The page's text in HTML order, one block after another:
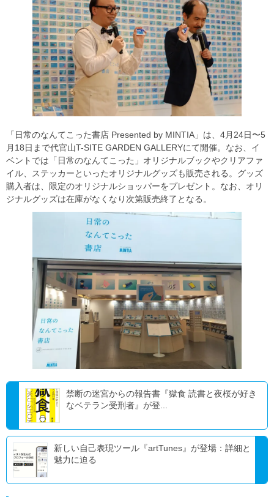
「日常のなんてこった書店 Presented by MINTIA」は、4月24日〜5
月18日まで代官山T-SITE GARDEN GALLERYにて開催。なお、イ
ベントでは「日常のなんてこった」オリジナルブックやクリアファ
イル、ステッカーといったオリジナルグッズも販売される。グッズ
購入者は、限定のオリジナルショッパーをプレゼント。なお、オリ
ジナルグッズは在庫がなくなり次第販売終了となる。
禁断の迷宮からの報告書『獄食 読書と夜桜が好き
なベテラン受刑者』が登...
新しい自己表現ツール『artTunes』が登場：詳細と
魅力に迫る